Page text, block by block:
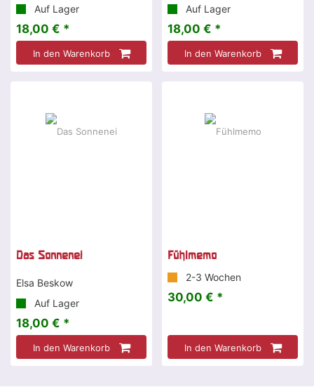
Auf Lager
18,00 € *
In den Warenkorb
Auf Lager
18,00 € *
In den Warenkorb
Das Sonnenei
Elsa Beskow
Auf Lager
18,00 € *
In den Warenkorb
Fühlmemo
2-3 Wochen
30,00 € *
In den Warenkorb